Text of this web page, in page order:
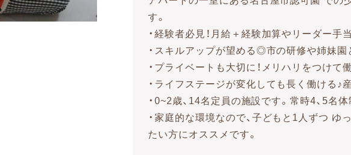
す。
・経験者必見！月給＋経験加算やリーダー手
・スキルアップが望める◎市の研修や姉妹園
・プライベートも大切に！メリハリをつけ
・ライフステージが変化しても長く働ける♪
・0~2歳、14名定員の施設です。常時4、5名
・家庭的な環境なので、子どもと1人ずつ ゆ
たい方にオススメです。